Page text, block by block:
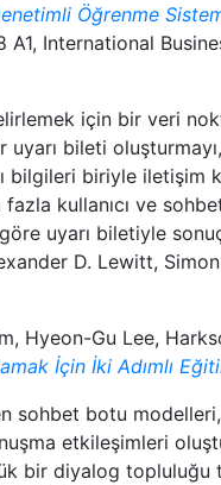
Öğrenme
A1, International
için bir veri
uyarı bileti
bilgileri biriyle iletişim
kullanıcı ve sohbet
uyarı biletiyle
D. Lewitt,
Hyeon-Gu Lee,
İçin İki Adımlı
sohbet botu
etkileşimleri
bir diyalog